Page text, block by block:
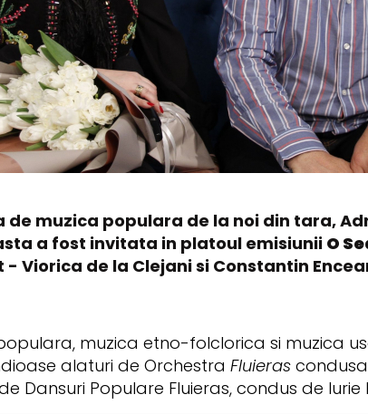
muzica populara de la noi din tara,
a fost invitata in platoul emisiunii O
Viorica de la Clejani si Constantin
muzica etno-folclorica si muzica
alaturi de Orchestra Fluierascondusa
Dansuri Populare Fluieras, condus de Iurie